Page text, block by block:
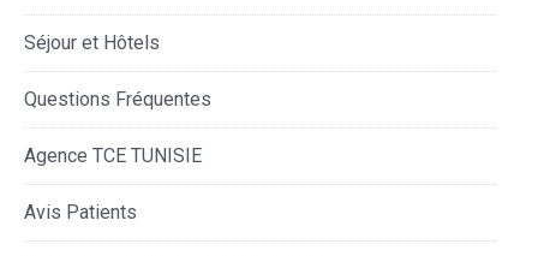
Séjour et Hôtels
Questions Fréquentes
Agence TCE TUNISIE
Avis Patients